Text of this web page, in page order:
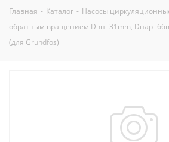
Главная - Каталог - Насосы
обратным вращением Dвн=31mm,
(для Grundfos)